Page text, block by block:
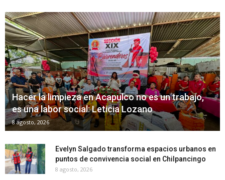
Hacer la limpieza en Acapulco no es un trabajo,
es una labor social: Leticia Lozano
8 agosto, 2026
Evelyn Salgado transforma espacios urbanos en
puntos de convivencia social en Chilpancingo
8 agosto, 2026